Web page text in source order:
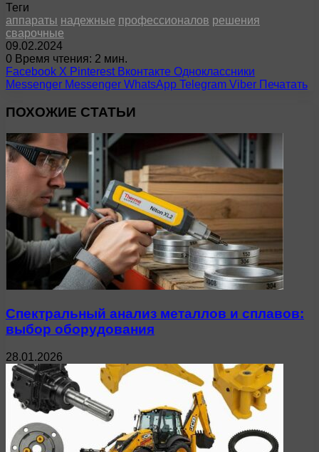
Теги
аппараты надежные профессионалов решения
сварочные
09.02.2024
0 Время чтения: 2 мин.
Facebook X Pinterest Вконтакте Одноклассники
Messenger Messenger WhatsApp Telegram Viber Печатать
ПОХОЖИЕ СТАТЬИ
Спектральный анализ металлов и сплавов:
выбор оборудования
28.01.2026